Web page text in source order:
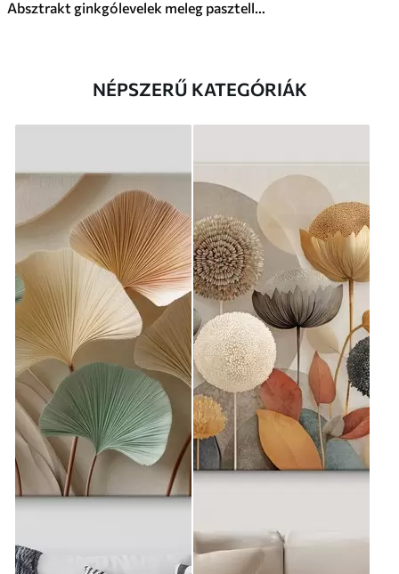
Absztrakt ginkgólevelek meleg pasztell színekben
NÉPSZERŰ KATEGÓRIÁK